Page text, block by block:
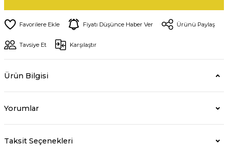
Fiyatı Düşünce Haber Ver Ürünü Paylaş
Tavsiye Et Karşılaştır
Ürün Bilgisi
Yorumlar
Taksit Seçenekleri